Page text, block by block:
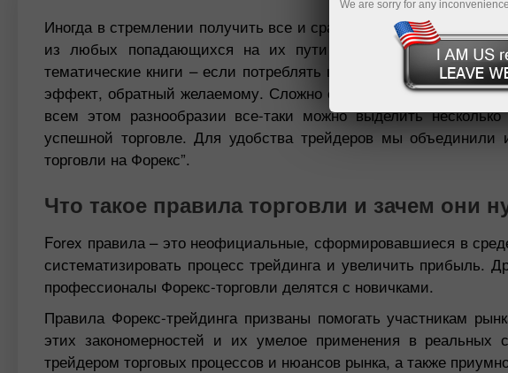
Иногда в стремлении получить все и сразу начинающие
из любых попадающихся на их пути источников.
тематические книги – если потреблять весь этот экспертный
эффект, обратный желаемому. Сложно создать что-то
всем этом разнообразии все-таки можно выделить
успешной торговле. Для удобства трейдеров мы
торговли на Форекс”.
Что такое правила торговли и зачем они
Forex правила – это неофициальные, сформировавшиеся в
систематизировать процесс трейдинга и увеличить прибыль.
профессионалы Форекс-торговли делятся с новичками.
Правила Форекс-трейдинга призваны помогать участникам
этих закономерностей и их умелое применения в реальных
трейдером торговых процессов и нюансов рынка, а также
We are sorry for any